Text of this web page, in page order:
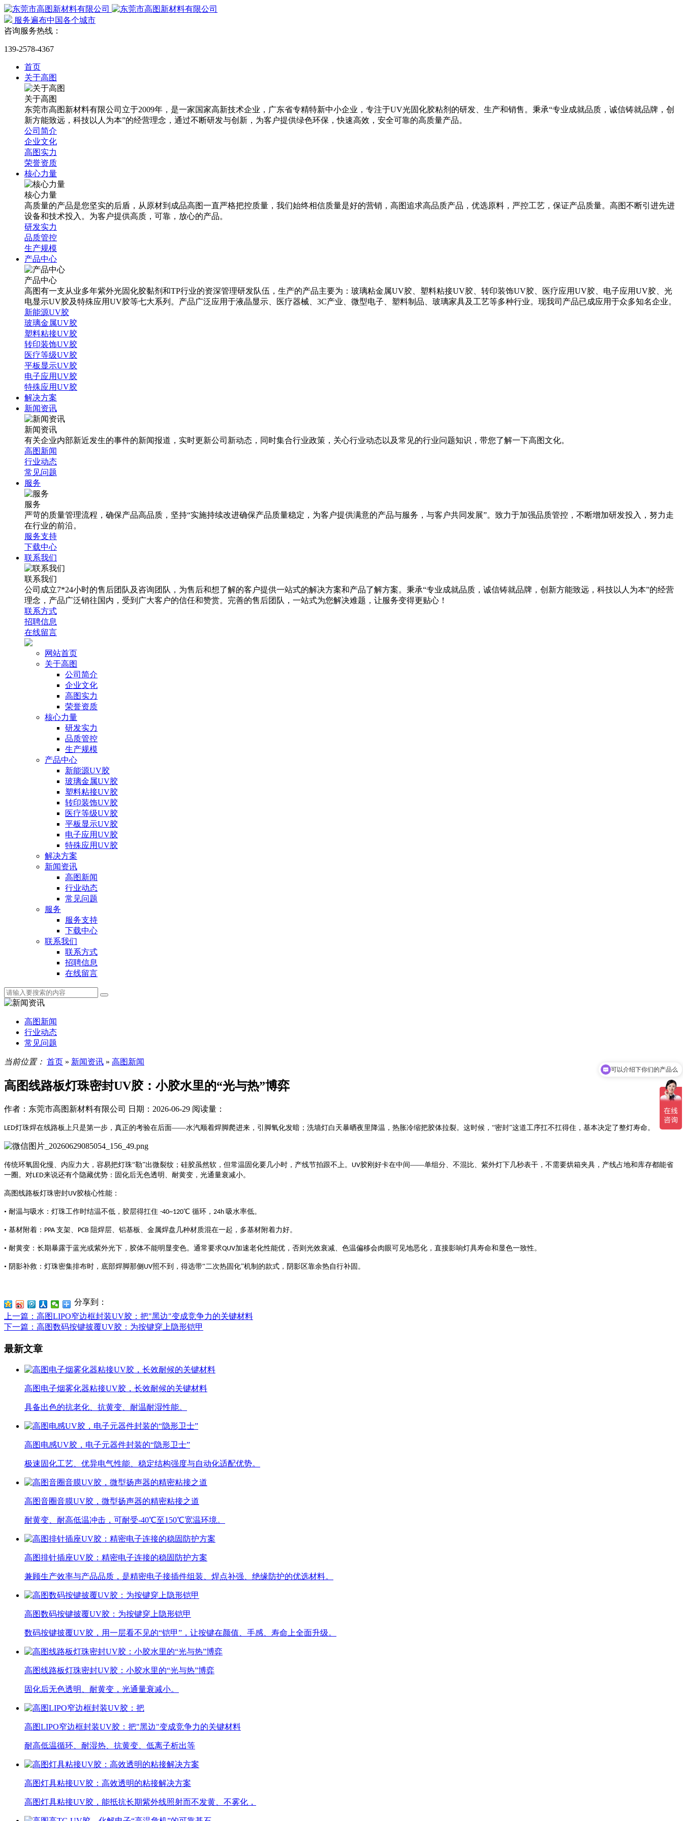
服务遍布中国各个城市
咨询服务热线：
139-2578-4367
首页
关于高图
关于高图
东莞市高图新材料有限公司立于2009年，是一家国家高新技术企业，广东省专精特新中小企业，专注于UV光固化胶粘剂的研发、生产和销售。秉承“专业成就品质，诚信铸就品牌，创
新方能致远，科技以人为本”的经营理念，通过不断研发与创新，为客户提供绿色环保，快速高效，安全可靠的高质量产品。
公司简介
企业文化
高图实力
荣誉资质
核心力量
核心力量
高质量的产品是您坚实的后盾，从原材到成品高图一直严格把控质量，我们始终相信质量是好的营销，高图追求高品质产品，优选原料，严控工艺，保证产品质量。高图不断引进先进
设备和技术投入。为客户提供高质，可靠，放心的产品。
研发实力
品质管控
生产规模
产品中心
产品中心
高图有一支从业多年紫外光固化胶黏剂和TP行业的资深管理研发队伍，生产的产品主要为：玻璃粘金属UV胶、塑料粘接UV胶、转印装饰UV胶、医疗应用UV胶、电子应用UV胶、光
电显示UV胶及特殊应用UV胶等七大系列。产品广泛应用于液晶显示、医疗器械、3C产业、微型电子、塑料制品、玻璃家具及工艺等多种行业。现我司产品已成应用于众多知名企业。
新能源UV胶
玻璃金属UV胶
塑料粘接UV胶
转印装饰UV胶
医疗等级UV胶
平板显示UV胶
电子应用UV胶
特殊应用UV胶
解决方案
新闻资讯
新闻资讯
有关企业内部新近发生的事件的新闻报道，实时更新公司新动态，同时集合行业政策，关心行业动态以及常见的行业问题知识，带您了解一下高图文化。
高图新闻
行业动态
常见问题
服务
服务
严苛的质量管理流程，确保产品高品质，坚持“实施持续改进确保产品质量稳定，为客户提供满意的产品与服务，与客户共同发展”。致力于加强品质管控，不断增加研发投入，努力走
在行业的前沿。
服务支持
下载中心
联系我们
联系我们
公司成立7*24小时的售后团队及咨询团队，为售后和想了解的客户提供一站式的解决方案和产品了解方案。秉承“专业成就品质，诚信铸就品牌，创新方能致远，科技以人为本”的经营
理念，产品广泛销往国内，受到广大客户的信任和赞赏。完善的售后团队，一站式为您解决难题，让服务变得更贴心！
联系方式
招聘信息
在线留言
网站首页
关于高图
公司简介
企业文化
高图实力
荣誉资质
核心力量
研发实力
品质管控
生产规模
产品中心
新能源UV胶
玻璃金属UV胶
塑料粘接UV胶
转印装饰UV胶
医疗等级UV胶
平板显示UV胶
电子应用UV胶
特殊应用UV胶
解决方案
新闻资讯
高图新闻
行业动态
常见问题
服务
服务支持
下载中心
联系我们
联系方式
招聘信息
在线留言
高图新闻
行业动态
常见问题
当前位置： 首页 » 新闻资讯 » 高图新闻
高图线路板灯珠密封UV胶：小胶水里的“光与热”博弈
作者：东莞市高图新材料有限公司 日期：2026-06-29 阅读量：
LED灯珠焊在线路板上只是第一步，真正的考验在后面——水汽顺着焊脚爬进来，引脚氧化发暗；洗墙灯白天暴晒夜里降温，热胀冷缩把胶体拉裂。这时候，“密封”这道工序扛不扛得住，基本决定了整灯寿命。
传统环氧固化慢、内应力大，容易把灯珠“勒”出微裂纹；硅胶虽然软，但常温固化要几小时，产线节拍跟不上。 UV胶刚好卡在中间——单组分、不混比、紫外灯下几秒表干，不需要烘箱夹具，产线占地和库存都能省
一圈。对LED来说还有个隐藏优势：固化后无色透明、耐黄变，光通量衰减小。
高图 线路板灯珠密封UV胶核心性能：
• 耐温与吸水：灯珠工作时结温不低，胶层得扛住 -40~120℃ 循环， 24h 吸水率低。
• 基材附着： PPA 支架、 PCB 阻焊层、铝基板、金属焊盘几种材质混在一起 ， 多基材附着力好。
• 耐黄变：长期暴露于蓝光或紫外光下，胶体不能明显变色。通常要求QUV加速老化性能优 ，否则光效衰减、色温偏移会肉眼可见地恶化，直接影响灯具寿命和显色一致性。
• 阴影补救：灯珠密集排布时，底部焊脚那侧 UV照不到，得选带“二次热固化”机制的款式，阴影区靠余热自行补固。
分享到：
上一篇 ：高图LIPO窄边框封装UV胶：把"黑边"变成竞争力的关键材料
下一篇 ：高图数码按键披覆UV胶：为按键穿上隐形铠甲
最新文章
高图电子烟雾化器粘接UV胶，长效耐候的关键材料
具备出色的抗老化、抗黄变、耐温耐湿性能。
高图电感UV胶，电子元器件封装的“隐形卫士”
极速固化工艺、优异电气性能、稳定结构强度与自动化适配优势。
高图音圈音膜UV胶，微型扬声器的精密粘接之道
耐黄变、耐高低温冲击，可耐受-40℃至150℃宽温环境。
高图排针插座UV胶：精密电子连接的稳固防护方案
兼顾生产效率与产品品质，是精密电子接插件组装、焊点补强、绝缘防护的优选材料。
高图数码按键披覆UV胶：为按键穿上隐形铠甲
数码按键披覆UV胶，用一层看不见的“铠甲”，让按键在颜值、手感、寿命上全面升级。
高图线路板灯珠密封UV胶：小胶水里的“光与热”博弈
固化后无色透明、耐黄变，光通量衰减小。
高图LIPO窄边框封装UV胶：把"黑边"变成竞争力的关键材料
耐高低温循环、耐湿热、抗黄变、低离子析出等
高图灯具粘接UV胶：高效透明的粘接解决方案
高图灯具粘接UV胶，能抵抗长期紫外线照射而不发黄、不雾化，
你们是怎么收费的呢